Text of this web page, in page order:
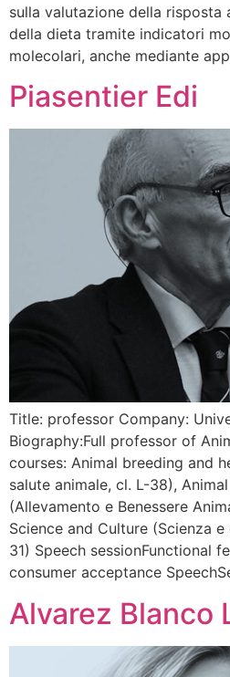
sulla valutazione della
della dieta tramite indicatori
molecolari, anche mediante
Piasentier Edi
Title: professor Company:
Biography:Full professor of
courses: Animal breeding and
salute animale, cl. L-38),
(Allevamento e Benessere
Science and Culture (Scienza
31) Speech sessionFunctional
consumer acceptance
Alvarez Blanco